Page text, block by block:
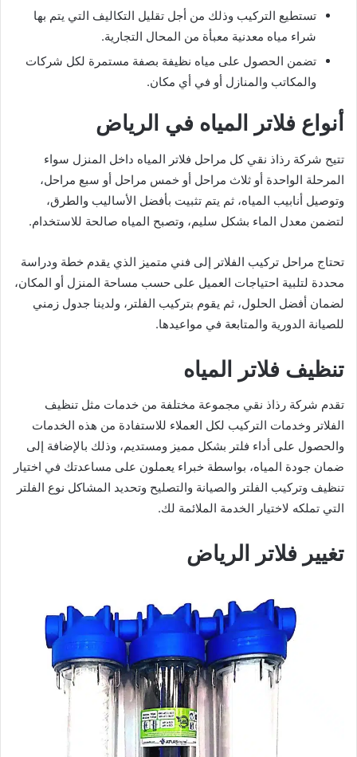
تستطيع التركيب وذلك من أجل تقليل التكاليف التي يتم بها
شراء مياه معدنية معبأة من المحال التجارية.
تضمن الحصول على مياه نظيفة بصفة مستمرة لكل شركات
والمكاتب والمنازل أو في أي مكان.
أنواع فلاتر المياه في الرياض
تتيح شركة رذاذ نقي كل مراحل فلاتر المياه داخل المنزل سواء
المرحلة الواحدة أو ثلاث مراحل أو خمس مراحل أو سبع مراحل،
وتوصيل أنابيب المياه، ثم يتم تثبيت بأفضل الأساليب والطرق،
لتضمن معدل الماء بشكل سليم، وتصبح المياه صالحة للاستخدام.
تحتاج مراحل تركيب الفلاتر إلى فني متميز الذي يقدم خطة ودراسة
محددة لتلبية احتياجات العميل على حسب مساحة المنزل أو المكان،
لضمان أفضل الحلول، ثم يقوم بتركيب الفلتر، ولدينا جدول زمني
للصيانة الدورية والمتابعة في مواعيدها.
تنظيف فلاتر المياه
تقدم شركة رذاذ نقي مجموعة مختلفة من خدمات مثل تنظيف
الفلاتر وخدمات التركيب لكل العملاء للاستفادة من هذه الخدمات
والحصول على أداء فلتر بشكل مميز ومستديم، وذلك بالإضافة إلى
ضمان جودة المياه، بواسطة خبراء يعملون على مساعدتك في اختيار
تنظيف وتركيب الفلتر والصيانة والتصليح وتحديد المشاكل نوع الفلتر
التي تملكه لاختيار الخدمة الملائمة لك.
تغيير فلاتر الرياض